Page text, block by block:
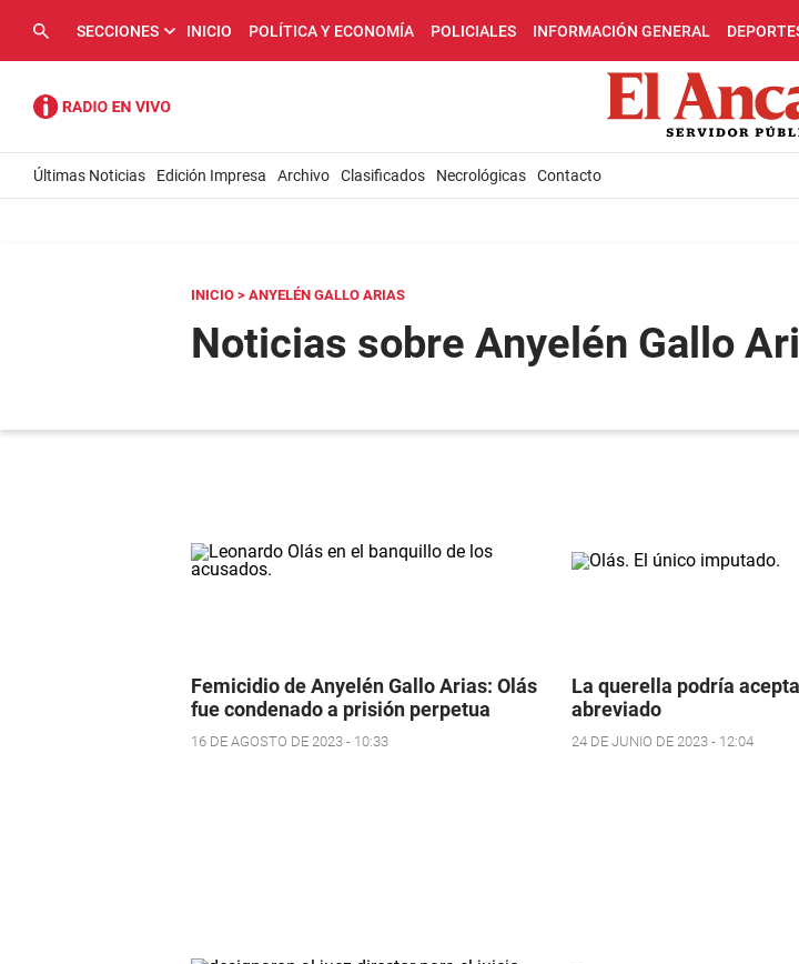
SECCIONES INICIO POLÍTICA Y ECONOMÍA POLICIALES INFORMACIÓN GENERAL
Últimas Noticias Edición Impresa Archivo Clasificados Necrológicas Contacto
INICIO > ANYELÉN GALLO ARIAS
Noticias sobre Anyelén Gallo
Femicidio de Anyelén Gallo Arias: Olás
fue condenado a prisión perpetua
16 DE AGOSTO DE 2023 - 10:33
La querella podría
abreviado
24 DE JUNIO DE 2023 - 12:04